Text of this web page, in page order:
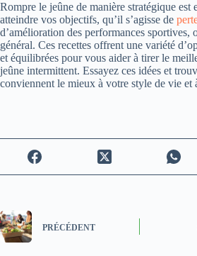
Rompre le jeûne de manière stratégique est
atteindre vos objectifs, qu’il s’agisse de
d’amélioration des performances sportives,
général. Ces recettes offrent une variété
et équilibrées pour vous aider à tirer le
jeûne intermittent. Essayez ces idées et
conviennent le mieux à votre style de vie et
PRÉCÉDENT